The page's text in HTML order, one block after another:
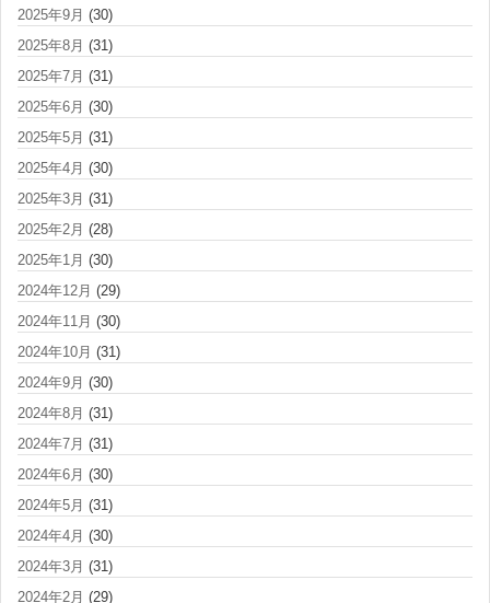
2025年9月 (30)
2025年8月 (31)
2025年7月 (31)
2025年6月 (30)
2025年5月 (31)
2025年4月 (30)
2025年3月 (31)
2025年2月 (28)
2025年1月 (30)
2024年12月 (29)
2024年11月 (30)
2024年10月 (31)
2024年9月 (30)
2024年8月 (31)
2024年7月 (31)
2024年6月 (30)
2024年5月 (31)
2024年4月 (30)
2024年3月 (31)
2024年2月 (29)